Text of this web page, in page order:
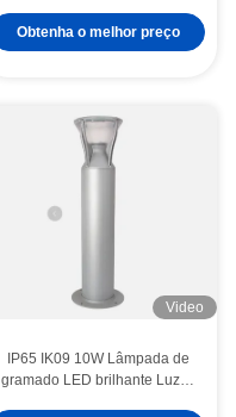
paisagem
Obtenha o melhor preço
Video
IP65 IK09 10W Lâmpada de
gramado LED brilhante Luzes